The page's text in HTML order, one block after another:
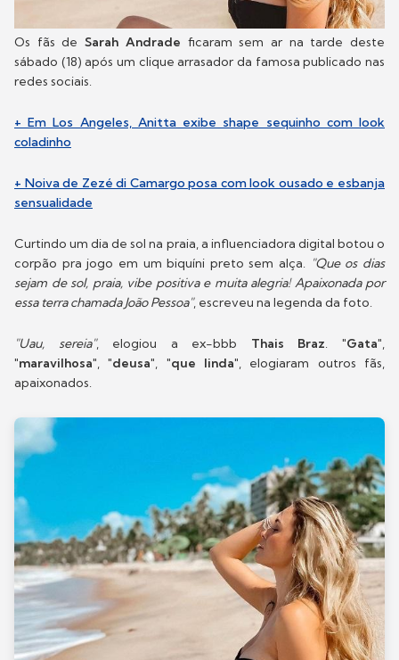
Os fãs deSarah Andrade ficaram sem ar na tarde deste
sábado (18) após um clique arrasador da famosa publicado nas
redes sociais.
+ Em Los Angeles, Anitta exibe shape sequinho com look
coladinho
+ Noiva de Zezé di Camargo posa com look ousado e esbanja
sensualidade
Curtindo um dia de sol na praia, a influenciadora digital botou o
corpão pra jogo em um biquíni preto sem alça. "Que os dias
sejam de sol, praia, vibe positiva e muita alegria! Apaixonada por
essa terra chamada João Pessoa", escreveu na legenda da foto.
"Uau, sereia", elogiou a ex-bbb Thais Braz."Gata",
"maravilhosa", "deusa", "que linda", elogiaram outros fãs,
apaixonados.